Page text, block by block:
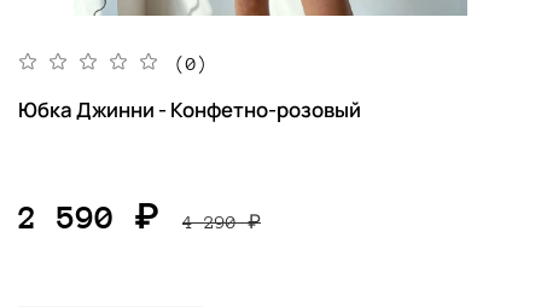
(0)
Юбка Джинни - Конфетно-розовый
2 590 ₽ 4 290 ₽